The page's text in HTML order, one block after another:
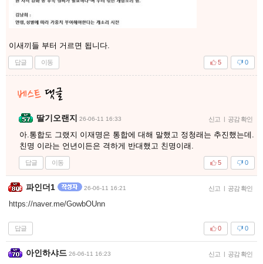
이새끼들 부터 거르면 됩니다.
답글 이동 0
5
딸기오랜지 26-06-11 16:33 신고 | 공감 확인
아.통합도 그랬지 이재명은 통합에 대해 말했고 정청래는 추진했는데.
친명 이라는 언년이든은 격하게 반대했고 친명이래.
답글 이동 0
5
파인더1 26-06-11 16:21 신고 | 공감 확인
https://naver.me/GowbOUnn
답글 0
0
아인하샤드 26-06-11 16:23 신고 | 공감 확인